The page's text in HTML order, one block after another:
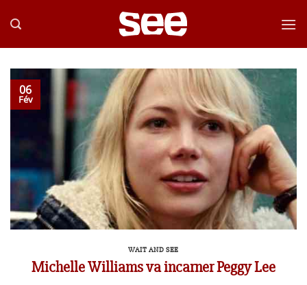
au
06
Fév
WAIT AND SEE
Michelle Williams va incarner Peggy Lee